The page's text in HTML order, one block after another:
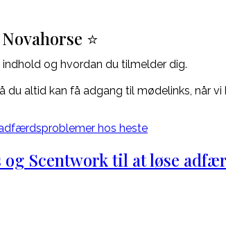
⭐
og hvordan du tilmelder dig.
altid kan få adgang til mødelinks, når
og Scentwork til at løse